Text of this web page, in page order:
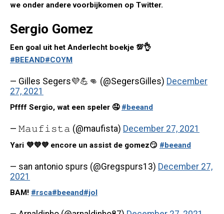
we onder andere voorbijkomen op Twitter.
Sergio Gomez
Een goal uit het Anderlecht boekje 💯👌
#BEEAND#COYM
— Gilles Segers💜💪👊 (@SegersGilles) December
27, 2021
Pffff Sergio, wat een speler 🤤 #beeand
— 𝙼𝚊𝚞𝚏𝚒𝚜𝚝𝚊 (@maufista) December 27, 2021
Yari 💜💜💜 encore un assist de gomez😏 #beeand
— san antonio spurs (@Gregspurs13) December 27,
2021
BAM! #rsca#beeand#jol